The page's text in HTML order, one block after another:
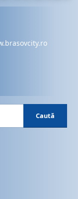
Caută